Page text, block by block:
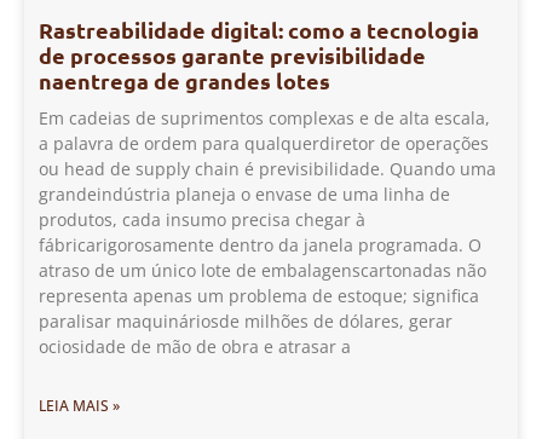
Rastreabilidade digital: como a tecnologia
de processos garante previsibilidade
naentrega de grandes lotes
Em cadeias de suprimentos complexas e de alta escala,
a palavra de ordem para qualquerdiretor de operações
ou head de supply chain é previsibilidade. Quando uma
grandeindústria planeja o envase de uma linha de
produtos, cada insumo precisa chegar à
fábricarigorosamente dentro da janela programada. O
atraso de um único lote de embalagenscartonadas não
representa apenas um problema de estoque; significa
paralisar maquináriosde milhões de dólares, gerar
ociosidade de mão de obra e atrasar a
LEIA MAIS »